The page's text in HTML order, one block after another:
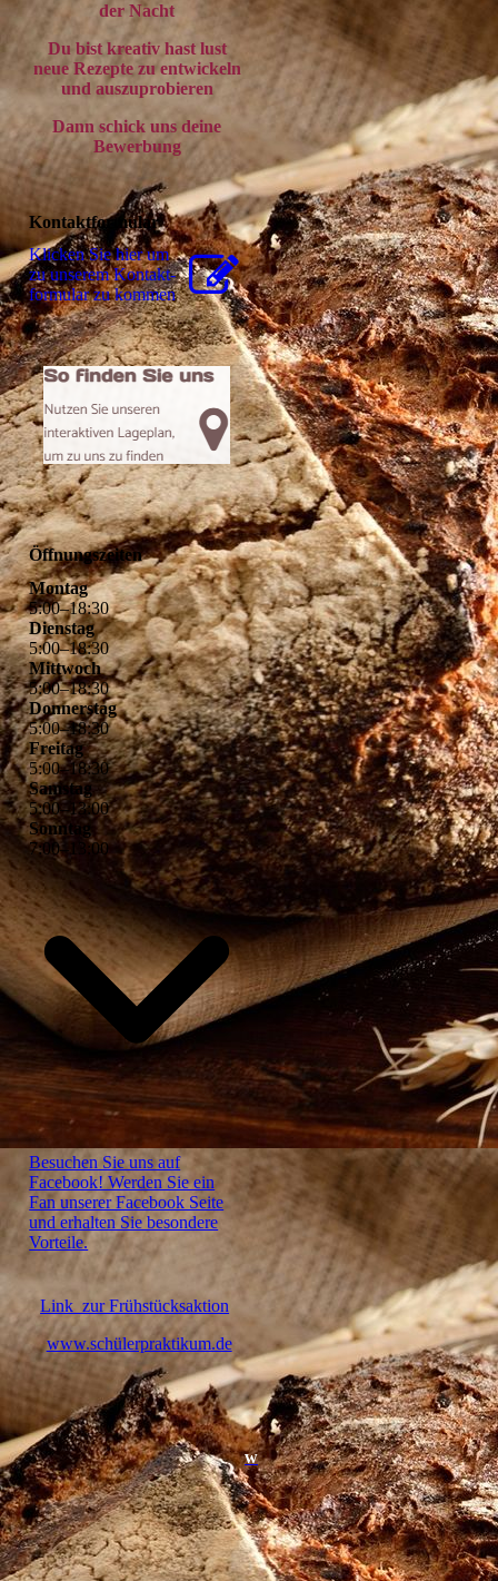
der Nacht
Du bist kreativ hast lust
neue Rezepte zu entwickeln
und auszuprobieren
Dann schick uns deine
Bewerbung
Kontaktformular
Klicken Sie hier um
zu unserem Kon­takt­
for­mu­lar zu kommen
Öffnungszeiten
Montag
5:00–18:30
Dienstag
5:00–18:30
Mittwoch
5:00–18:30
Donnerstag
5:00–18:30
Freitag
5:00–18:30
Samstag
5:00–13:00
Sonntag
7:00– 13:00
Besuchen Sie uns auf
Facebook! Werden Sie ein
Fan unserer Facebook Seite
und erhalten Sie besondere
Vorteile.
Link zur Frühstücksaktion
www.schülerpraktikum.de
w